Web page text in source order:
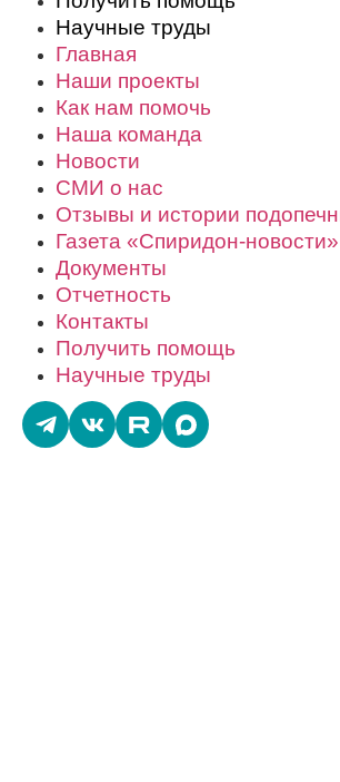
Научные труды
Главная
Наши проекты
Как нам помочь
Наша команда
Новости
СМИ о нас
Отзывы и истории
Газета «Спиридон-новости»
Документы
Отчетность
Контакты
Получить помощь
Научные труды